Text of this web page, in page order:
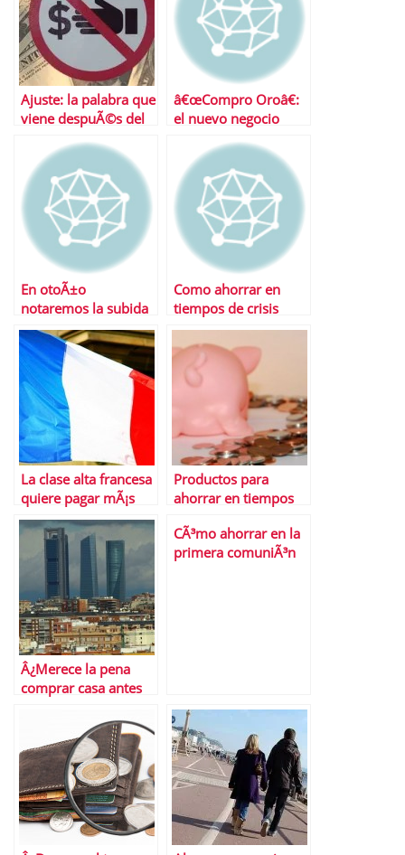
Ajuste: la palabra que
viene despuÃ©s del
â€œCompro Oroâ€:
el nuevo negocio
En otoÃ±o
notaremos la subida
del IVA
Como ahorrar en
tiempos de crisis
La clase alta francesa
quiere pagar mÃ¡s
impuestos
Productos para
ahorrar en tiempos
Â¿Merece la pena
comprar casa antes
CÃ³mo ahorrar en la
primera comuniÃ³n